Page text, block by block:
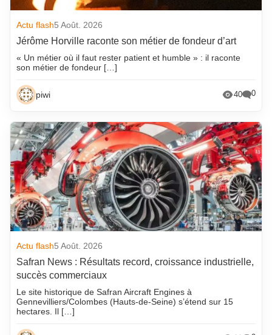
Actu flash5 Août. 2026
Jérôme Horville raconte son métier de fondeur d’art
« Un métier où il faut rester patient et humble » : il raconte
son métier de fondeur […]
piwi 40 0
Actu flash5 Août. 2026
Safran News : Résultats record, croissance industrielle,
succès commerciaux
Le site historique de Safran Aircraft Engines à
Gennevilliers/Colombes (Hauts-de-Seine) s’étend sur 15
hectares. Il […]